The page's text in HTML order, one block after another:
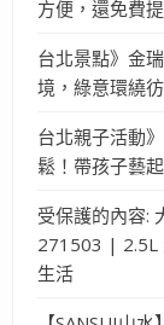
方便，還免費
台北景點》金
境，綠意環繞
台北親子活動
鬆！帶孩子藝
受保護的內容:
271503 | 2.5L
生活